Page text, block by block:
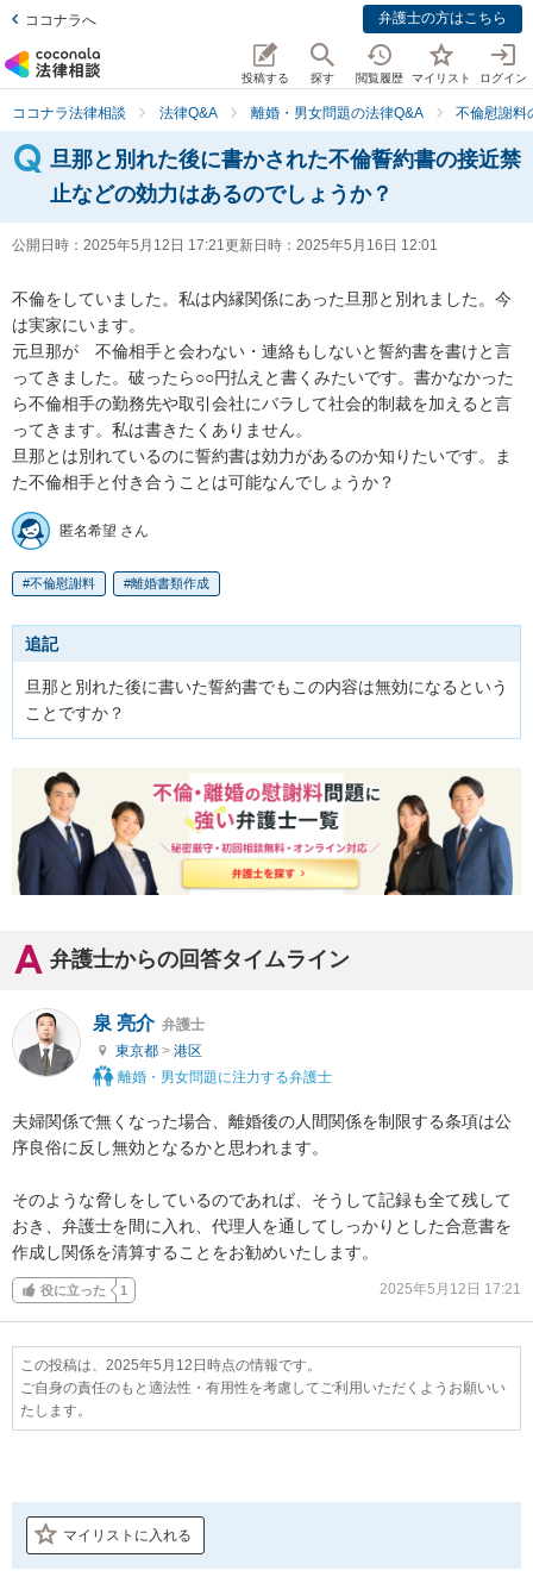
ココナラへ 弁護士の方はこちら
投稿する 探す 閲覧履歴 マイリスト ログイン
ココナラ法律相談 法律Q&A 離婚・男女問題の法律Q&A 不倫慰謝料
旦那と別れた後に書かされた不倫誓約書の接近禁
止などの効力はあるのでしょうか？
公開日時： 2025年5月12日 17:21更新日時： 2025年5月16日 12:01
不倫をしていました。私は内縁関係にあった旦那と別れました。今
は実家にいます。
元旦那が　不倫相手と会わない・連絡もしないと誓約書を書けと言
ってきました。破ったら○○円払えと書くみたいです。書かなかった
ら不倫相手の勤務先や取引会社にバラして社会的制裁を加えると言
ってきます。私は書きたくありません。
旦那とは別れているのに誓約書は効力があるのか知りたいです。ま
た不倫相手と付き合うことは可能なんでしょうか？
匿名希望 さん
不倫慰謝料 離婚書類作成
追記
旦那と別れた後に書いた誓約書でもこの内容は無効になるという
ことですか？
弁護士からの回答タイムライン
泉 亮介 弁護士
東京都 > 港区
離婚・男女問題に注力する弁護士
夫婦関係で無くなった場合、離婚後の人間関係を制限する条項は公
序良俗に反し無効となるかと思われます。
そのような脅しをしているのであれば、そうして記録も全て残して
おき、弁護士を間に入れ、代理人を通してしっかりとした合意書を
作成し関係を清算することをお勧めいたします。
役に立った 1 2025年5月12日 17:21
この投稿は、2025年5月12日時点の情報です。
ご自身の責任のもと適法性・有用性を考慮してご利用いただくようお願いい
たします。
マイリストに入れる